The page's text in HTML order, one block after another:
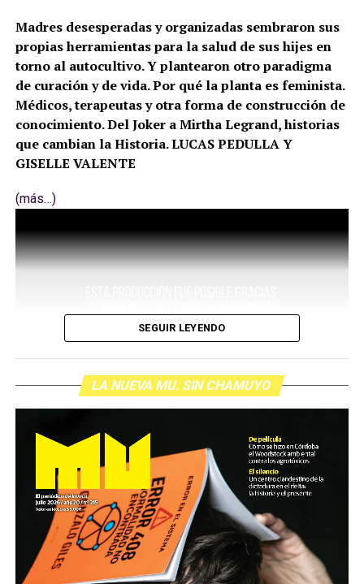
Madres desesperadas y organizadas sembraron sus
propias herramientas para la salud de sus hijes en
torno al autocultivo. Y plantearon otro paradigma
de curación y de vida. Por qué la planta es feminista.
Médicos, terapeutas y otra forma de construcción de
conocimiento. Del Joker a Mirtha Legrand, historias
que cambian la Historia. LUCAS PEDULLA Y
GISELLE VALENTE
(más…)
SEGUIR LEYENDO
LA NUEVA MU. SIN CHAMUYO